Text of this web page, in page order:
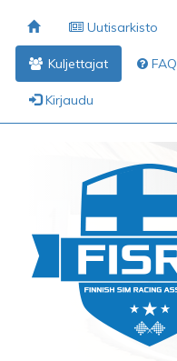
Uutisarkisto
Kuljettajat FAQ
Kirjaudu